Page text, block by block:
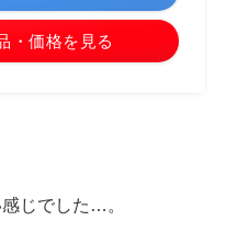
・価格を見る
じでした…。